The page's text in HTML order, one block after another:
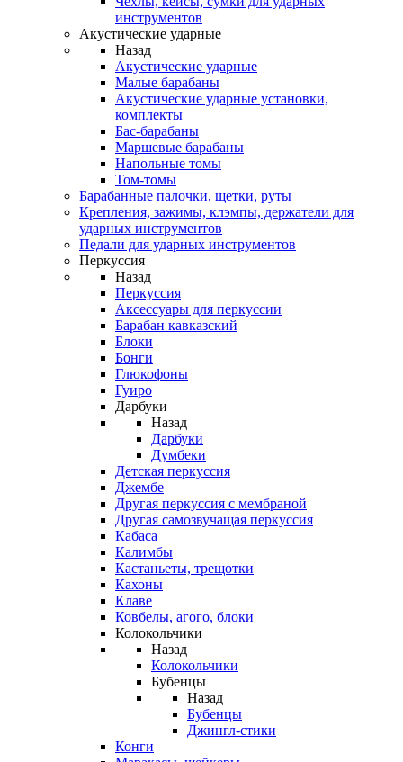
инструментов
Акустические ударные
Назад
Акустические ударные
Mалые барабаны
Акустические ударные установки,
комплекты
Бас-барабаны
Маршевые барабаны
Напольные томы
Том-томы
Барабанные палочки, щетки, руты
Крепления, зажимы, клэмпы, держатели для
ударных инструментов
Педали для ударных инструментов
Перкуссия
Назад
Перкуссия
Аксессуары для перкуссии
Барабан кавказский
Блоки
Бонги
Глюкофоны
Гуиро
Дарбуки
Назад
Дарбуки
Думбеки
Детская перкуссия
Джембе
Другая перкуссия с мембраной
Другая самозвучащая перкуссия
Кабаса
Калимбы
Кастаньеты, трещотки
Кахоны
Клаве
Ковбелы, агого, блоки
Колокольчики
Назад
Колокольчики
Бубенцы
Назад
Бубенцы
Джингл-стики
Конги